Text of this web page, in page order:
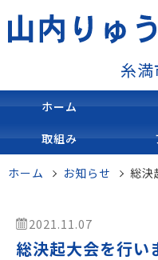
糸
ホーム
取組み
ホーム お知らせ 総決
2021.11.07
総決起大会を行い